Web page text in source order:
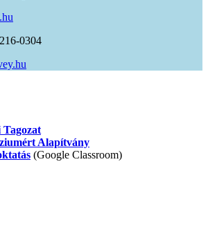
0304
Alapítvány
(Google Classroom)